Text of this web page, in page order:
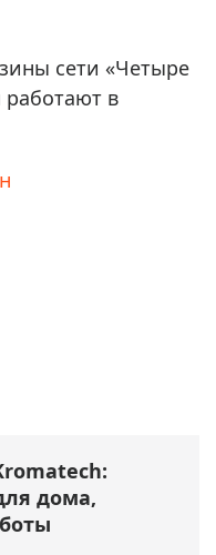
сети «Четыре
работают в
дома,